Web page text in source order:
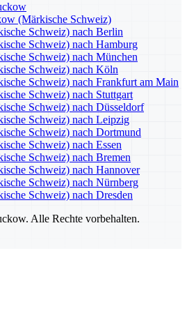
(Märkische Schweiz)
Schweiz) nach Berlin
Schweiz) nach Hamburg
Schweiz) nach München
Schweiz) nach Köln
Schweiz) nach Frankfurt am Main
Schweiz) nach Stuttgart
Schweiz) nach Düsseldorf
Schweiz) nach Leipzig
Schweiz) nach Dortmund
Schweiz) nach Essen
Schweiz) nach Bremen
Schweiz) nach Hannover
Schweiz) nach Nürnberg
Schweiz) nach Dresden
Alle Rechte vorbehalten.